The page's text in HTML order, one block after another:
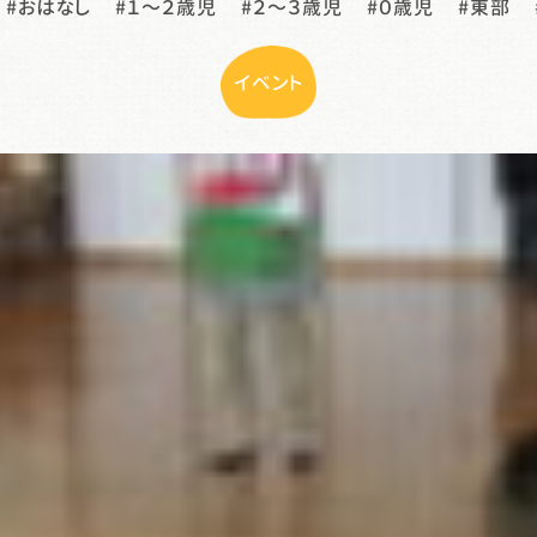
おはなし １〜２歳児 ２〜３歳児 ０歳児 東部
イベント